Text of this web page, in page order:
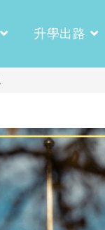
升學出路